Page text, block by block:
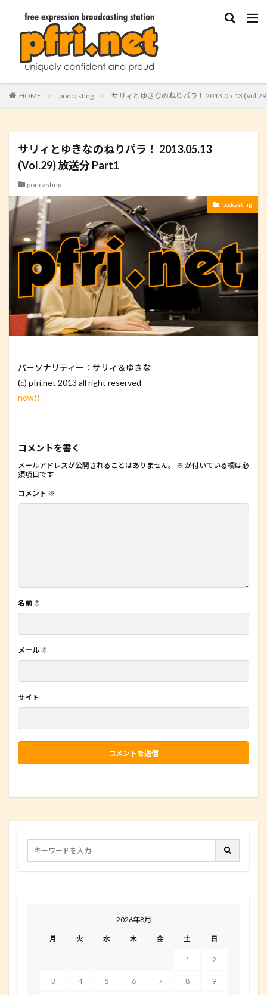
HOME podcasting サリィとゆきなのねりパラ！ 2013.05.13
サリィとゆきなのねりパラ！ 2013.05.13
(Vol.29) 放送分 Part1
podcasting
podcasting
パーソナリティー：サリィ＆ゆきな
(c) pfri.net 2013 all right reserved
now!!
コメントを書く
メールアドレスが公開されることはありません。 ※ が付いている欄は必
須項目です
コメント ※
名前 ※
メール ※
サイト
2026年8月
月 火 水 木 金 土 日
1 2
3 4 5 6 7 8 9